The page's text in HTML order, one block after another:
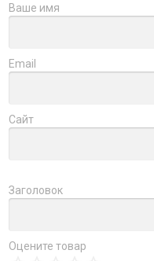
Ваше имя
Email
Сайт
Заголовок
Оцените товар